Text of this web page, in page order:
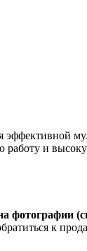
работу и
фотографии
к